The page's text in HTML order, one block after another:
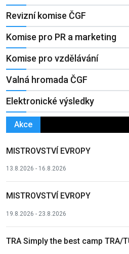
Revizní komise ČGF
Komise pro PR a marketing
Komise pro vzdělávání
Valná hromada ČGF
Elektronické výsledky
Akce
MISTROVSTVÍ EVROPY
13.8.2026 - 16.8.2026
MISTROVSTVÍ EVROPY
19.8.2026 - 23.8.2026
TRA Simply the best camp TRA/